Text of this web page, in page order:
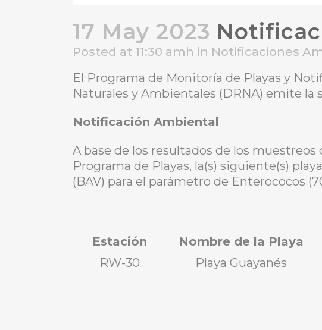
17 May 2023
Posted at 11:30 amh in Notificaciones
El Programa de Monitoría de Playas y
Naturales y Ambientales (DRNA) emite la
Notificación Ambiental
A base de los resultados de los muestreos
Programa de Playas, la(s) siguiente(s)
(BAV) para el parámetro de Enterococos
Estación Nombre de la Playa
RW-30
Playa Guayanés